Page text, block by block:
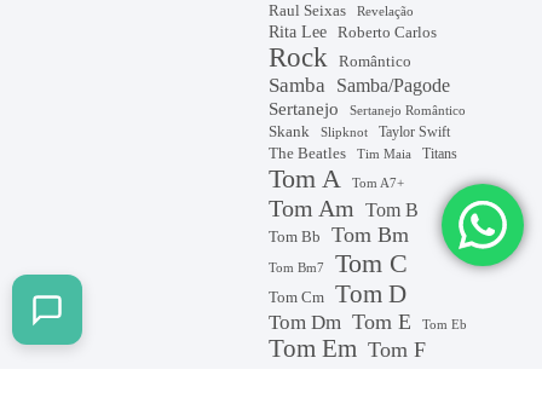
Raul Seixas Revelação
Rita Lee Roberto Carlos
Rock Romântico
Samba
Samba/Pagode
Sertanejo
Sertanejo Romântico
Skank Slipknot Taylor Swift
The Beatles Tim Maia Titans
Tom A Tom A7+
Tom Am Tom B
Tom Bb Tom Bm
Tom Bm7 Tom C
Tom Cm Tom D
Tom Dm Tom E Tom Eb
Tom Em Tom F